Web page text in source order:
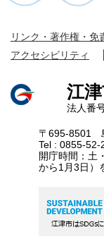
リンク・著作権・免
アクセシビリティ
江
法人番
〒695-8501
Tel : 0855-
開庁時間：土
から1月3日）